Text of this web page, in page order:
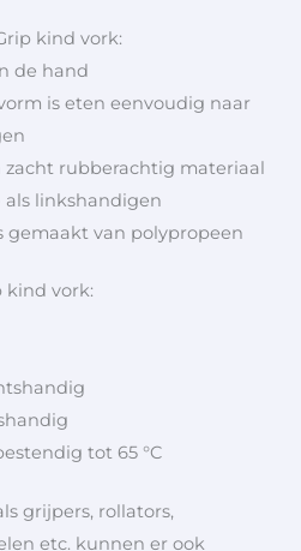
kind vork:
de hand
is eten eenvoudig naar
zacht rubberachtig materiaal
als linkshandigen
gemaakt van polypropeen
kind vork:
tot 65 °C
grijpers, rollators,
etc. kunnen er ook